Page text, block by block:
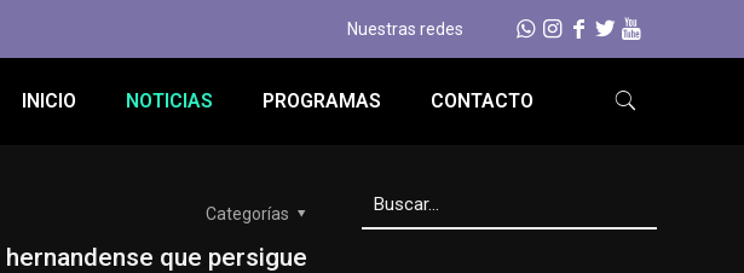
Nuestras redes
INICIO NOTICIAS PROGRAMAS CONTACTO
Categorías
que persigue